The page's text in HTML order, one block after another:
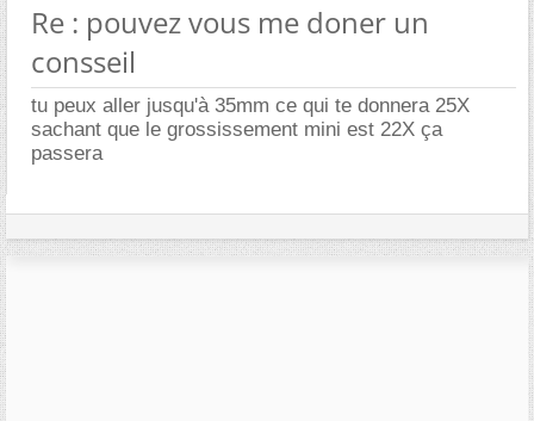
Re : pouvez vous me doner un
consseil
tu peux aller jusqu'à 35mm ce qui te donnera 25X
sachant que le grossissement mini est 22X ça
passera